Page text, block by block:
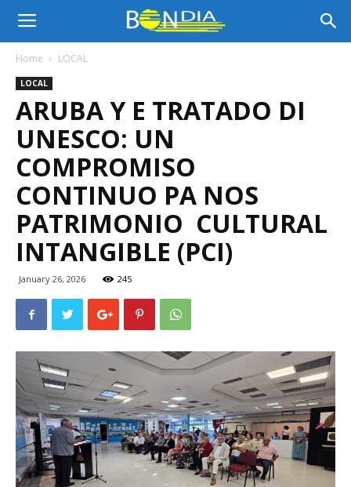
Bon
Dia
Aruba
Noticia
Aruba
Home LOCAL
LOCAL
ARUBA Y E TRATADO DI
UNESCO: UN
COMPROMISO
CONTINUO PA NOS
PATRIMONIO CULTURAL
INTANGIBLE (PCI)
January 26, 2026 245